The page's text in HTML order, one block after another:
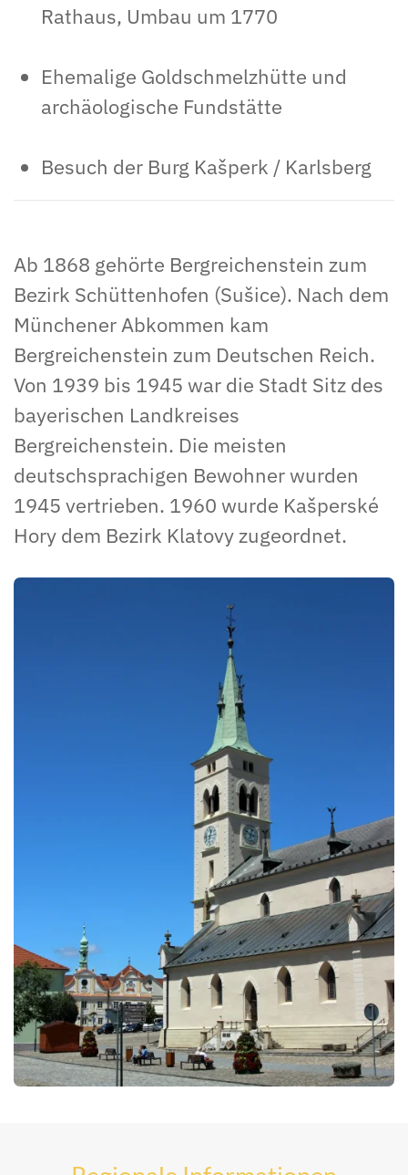
Rathaus, Umbau um 1770
Ehemalige Goldschmelzhütte und
archäologische Fundstätte
Besuch der Burg Kašperk / Karlsberg
Ab 1868 gehörte Bergreichenstein zum
Bezirk Schüttenhofen (Sušice). Nach dem
Münchener Abkommen kam
Bergreichenstein zum Deutschen Reich.
Von 1939 bis 1945 war die Stadt Sitz des
bayerischen Landkreises
Bergreichenstein. Die meisten
deutschsprachigen Bewohner wurden
1945 vertrieben. 1960 wurde Kašperské
Hory dem Bezirk Klatovy zugeordnet.